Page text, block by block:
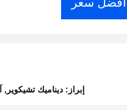
إبراز: ديناميك تشيكوير ,